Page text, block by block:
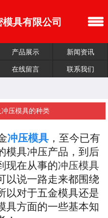
具有限公司
产品展示
新闻资讯
在线留言 联系我们
压模具的种类
冲压模具 ，至今已有
模具冲压产品，到后
现在从事的冲压模具
以说一路走来都围绕
以对于五金模具还是
具方面的一些基本知